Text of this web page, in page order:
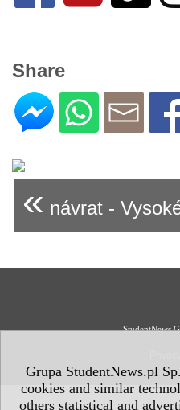
Grupa StudentNews.pl
cookies and similar
others statistical and
Share
« návrat -
StudentNews